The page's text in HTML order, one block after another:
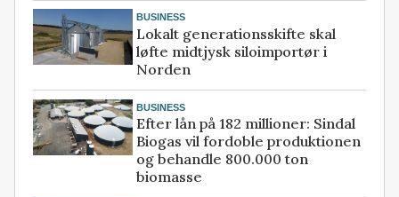
BUSINESS
Lokalt generationsskifte skal
løfte midtjysk siloimportør i
Norden
BUSINESS
Efter lån på 182 millioner: Sindal
Biogas vil fordoble produktionen
og behandle 800.000 ton
biomasse